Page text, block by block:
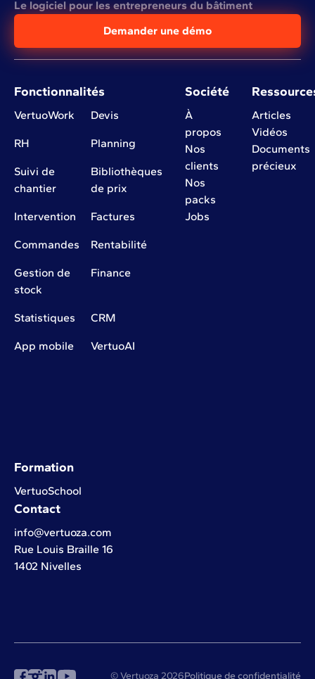
Le logiciel pour les entrepreneurs du bâtiment
Demander une démo
Fonctionnalités
VertuoWork Devis
RH Planning
Suivi de
chantier
Bibliothèques
de prix
Intervention Factures
Commandes Rentabilité
Gestion de
stock
Finance
Statistiques CRM
App mobile VertuoAI
Société
À
propos
Nos
clients
Nos
packs
Jobs
Articles
Vidéos
Documents
précieux
Formation
VertuoSchool
Contact
info@vertuoza.com
Rue Louis Braille 16
1402 Nivelles
© Vertuoza 2026Politique de confidentialité